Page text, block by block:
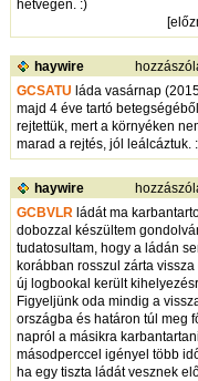
hétvégén. :)
[
haywire
GCSATU láda vasárnap
majd 4 éve tartó
rejtettük, mert a környéken
marad a rejtés, jól leálcáztuk.
haywire
GCBVLR ládát ma
dobozzal készültem
tudatosultam, hogy a ládán
korábban rosszul zárta
új logbookal került
Figyeljünk oda mindig a
országba és határon túl meg
napról a másikra
másodperccel igényel több
ha egy tiszta ládát vesznek